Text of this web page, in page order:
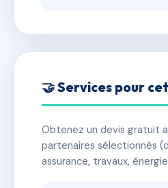
🤝 Services pour
Obtenez un devis gratuit
partenaires sélectionnés
assurance, travaux,